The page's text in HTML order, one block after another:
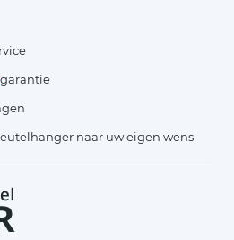
garantie
naar uw eigen wens